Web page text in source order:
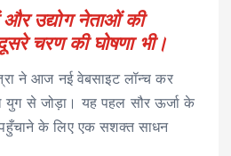
और उद्योग नेताओं की
चरण की घोषणा भी।
ने आज नई वेबसाइट लॉन्च कर
युग से जोड़ा। यह पहल सौर ऊर्जा के
के लिए एक सशक्त साधन